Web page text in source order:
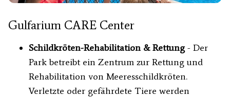
Gulfarium CARE Center
Schildkröten-Rehabilitation & Rettung- Der
Park betreibt ein Zentrum zur Rettung und
Rehabilitation von Meeresschildkröten.
Verletzte oder gefährdete Tiere werden